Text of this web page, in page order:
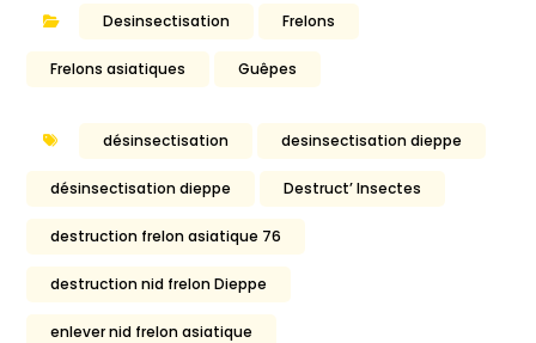
Desinsectisation Frelons
Frelons asiatiques Guêpes
désinsectisation desinsectisation dieppe
désinsectisation dieppe Destruct’ Insectes
destruction frelon asiatique 76
destruction nid frelon Dieppe
enlever nid frelon asiatique